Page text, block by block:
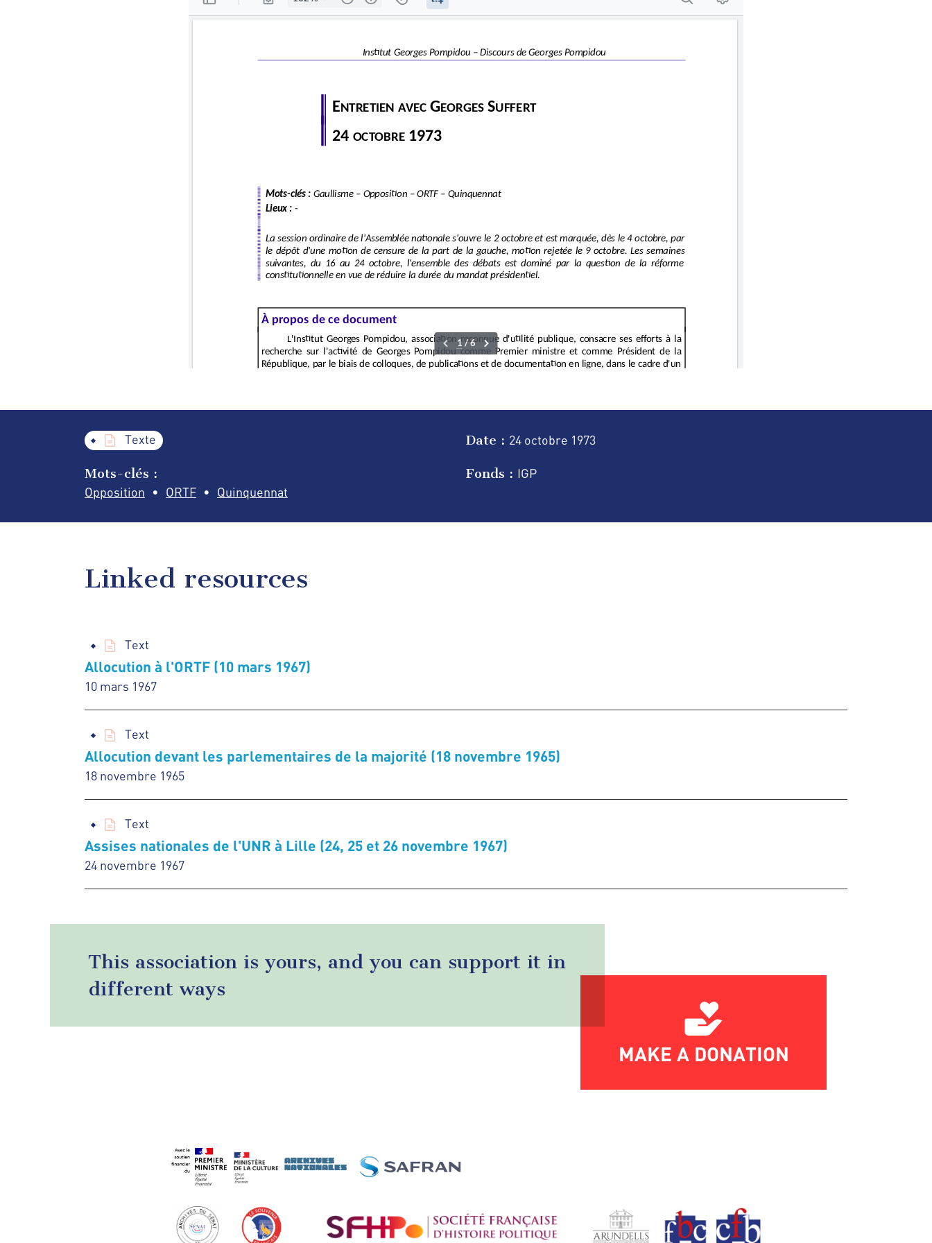
Texte
Mots-clés :
Opposition ORTF Quinquennat
Date : 24 octobre 1973
Fonds : IGP
Linked resources
Text
Allocution à l'ORTF (10 mars 1967)
10 mars 1967
Text
Allocution devant les parlementaires de la majorité (18 novembre 1965)
18 novembre 1965
Text
Assises nationales de l'UNR à Lille (24, 25 et 26 novembre 1967)
24 novembre 1967
This association is yours, and you can support it in
different ways
MAKE A DONATION